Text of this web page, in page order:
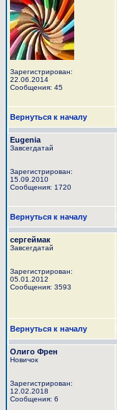
Зарегистрирован:
22.06.2014
Сообщения: 45
Вернуться к началу
Eugenia
Завсегдатай
Зарегистрирован:
15.09.2010
Сообщения: 1720
Вернуться к началу
сергеймак
Завсегдатай
Зарегистрирован:
05.01.2012
Сообщения: 3593
Вернуться к началу
Олиго Френ
Новичок
Зарегистрирован:
12.02.2018
Сообщения: 6